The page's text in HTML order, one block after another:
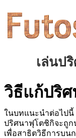
เล่นป
วิธีแก้ปริศ
ในบทแนะนำต่อไป
ปริศนาฟุโตชิกิจะถู
เพื่อสาธิตวิธีการบน